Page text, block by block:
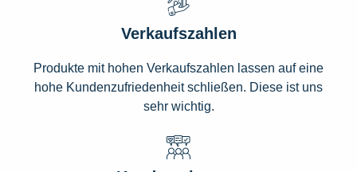
Verkaufszahlen
Produkte mit hohen Verkaufszahlen lassen auf eine
hohe Kundenzufriedenheit schließen. Diese ist uns
sehr wichtig.